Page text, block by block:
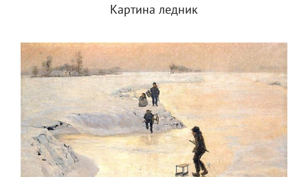
Картина ледник